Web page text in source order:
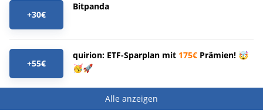
+30€
Bitpanda
+55€
quirion: ETF-Sparplan mit 175€ Prämien! 🤯
🥳🚀
Alle anzeigen